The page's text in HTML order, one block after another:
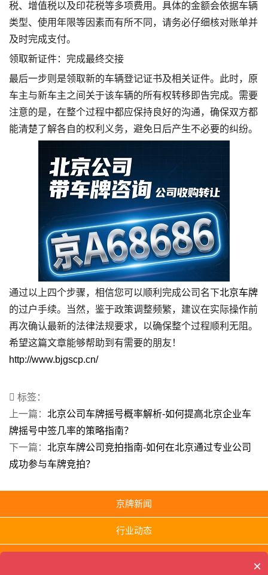
税、增值税以及印花税等多项费用。具体的金额会依据车辆
类型、使用年限等因素而有所不同，请务必仔细核对账单并
及时完成支付。
领取新证件：完成最终交接
最后一步则是领取新的车辆登记证书及相关证件。此时，原
车主与新车主之间关于该车辆的所有权转移即告完成。需要
注意的是，在整个过程中都应保持良好的沟通，确保双方都
能清楚了解各自的权利义务，避免日后产生不必要的纠纷。
通过以上四个步骤，相信您可以顺利完成公司名下北京车牌
的过户手续。当然，鉴于政策调整频繁，建议在实际操作前
再次确认最新的法律法规要求，以确保整个过程顺利无阻。
希望这篇文章能够帮助到有需要的朋友！
http://www.bjgscp.cn/
标签：
上一篇： 北京公司车牌摇号概率解析-如何提高北京企业车
牌摇号中签几率的策略指南？
下一篇： 北京车牌公司竞拍指南-如何在北京通过专业公司
成功参与车牌竞拍？
京牌新闻
行业动态
×